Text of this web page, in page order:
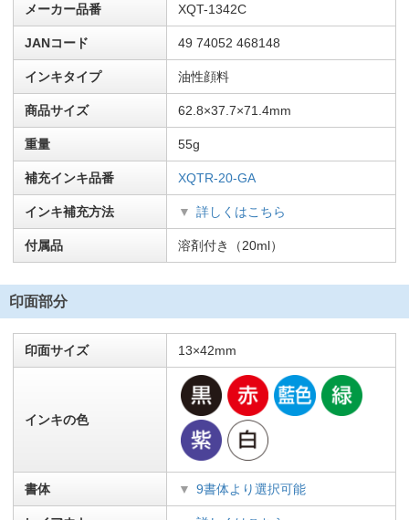
メーカー品番 XQT-1342C
JANコード 49 74052 468148
インキタイプ 油性顔料
商品サイズ 62.8×37.7×71.4mm
重量 55g
補充インキ品番 XQTR-20-GA
インキ補充方法 詳しくはこちら
付属品 溶剤付き（20ml）
印面部分
印面サイズ 13×42mm
インキの色
書体 9書体より選択可能